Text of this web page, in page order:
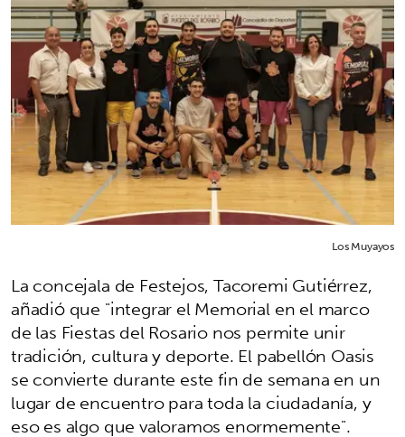
Los Muyayos
La concejala de Festejos, Tacoremi Gutiérrez,
añadió que "integrar el Memorial en el marco
de las Fiestas del Rosario nos permite unir
tradición, cultura y deporte. El pabellón Oasis
se convierte durante este fin de semana en un
lugar de encuentro para toda la ciudadanía, y
eso es algo que valoramos enormemente".